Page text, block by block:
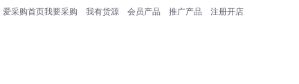
爱采购首页我要采购 我有货源 会员产品 推广产品 注册开店